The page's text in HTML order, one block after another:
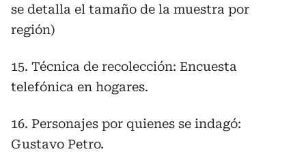
se detalla el tamaño de la muestra por
región)
15. Técnica de recolección: Encuesta
telefónica en hogares.
16. Personajes por quienes se indagó:
Gustavo Petro.